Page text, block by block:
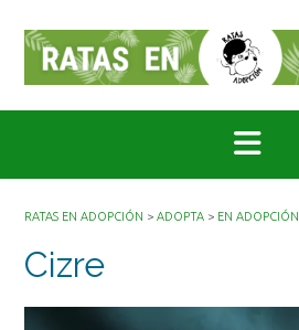
contenido
RATAS EN ADOPCIÓN > ADOPTA > EN ADOPCIÓN
Cizre